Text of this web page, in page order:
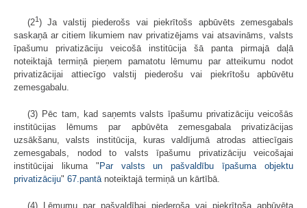
(21) Ja valstij piederošs vai piekrītošs apbūvēts zemesgabals
saskaņā ar citiem likumiem nav privatizējams vai atsavināms, valsts
īpašumu privatizāciju veicošā institūcija šā panta pirmajā daļā
noteiktajā termiņā pieņem pamatotu lēmumu par atteikumu nodot
privatizācijai attiecīgo valstij piederošu vai piekrītošu apbūvētu
zemesgabalu.
(3) Pēc tam, kad saņemts valsts īpašumu privatizāciju veicošās
institūcijas lēmums par apbūvēta zemesgabala privatizācijas
uzsākšanu, valsts institūcija, kuras valdījumā atrodas attiecīgais
zemesgabals, nodod to valsts īpašumu privatizāciju veicošajai
institūcijai likuma " Par valsts un pašvaldību īpašuma objektu
privatizāciju" 67.pantānoteiktajā termiņā un kārtībā.
(4) Lēmumu par pašvaldībai piederoša vai piekrītoša apbūvēta